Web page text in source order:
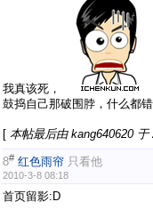
我真该死，
鼓捣自己那破围脖，什么都
[ 本帖最后由 kang640620
8# 红色雨帘 只看他
2010-3-8 08:18
首页留影:D